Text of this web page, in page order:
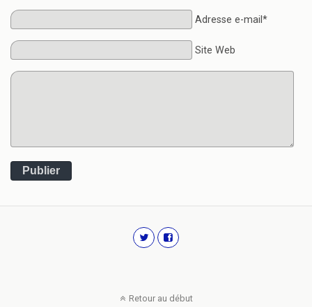
Adresse e-mail*
Site Web
Publier
Retour au début